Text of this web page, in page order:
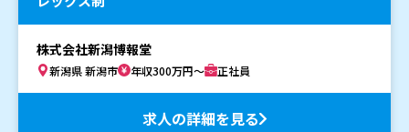
株式会社新潟博報堂
新潟県 新潟市 年収300万円～ 正社員
求人の詳細を見る